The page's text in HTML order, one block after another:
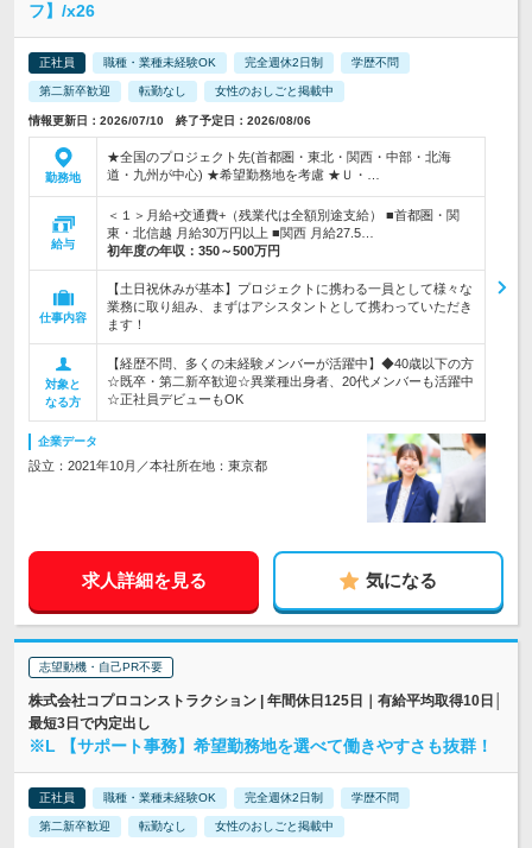
フ】/x26
正社員 職種・業種未経験OK 完全週休2日制 学歴不問
第二新卒歓迎 転勤なし 女性のおしごと掲載中
情報更新日：2026/07/10 終了予定日：2026/08/06
勤務地
★全国のプロジェクト先(首都圏・東北・関西・中部・北海
道・九州が中心) ★希望勤務地を考慮 ★Ｕ・…
給与
＜１＞月給+交通費+（残業代は全額別途支給） ■首都圏・関
東・北信越 月給30万円以上 ■関西 月給27.5…
初年度の年収： 350～500万円
仕事内容
【土日祝休みが基本】プロジェクトに携わる一員として様々な
業務に取り組み、まずはアシスタントとして携わっていただき
ます！
対象と
なる方
【経歴不問、多くの未経験メンバーが活躍中】◆40歳以下の方
☆既卒・第二新卒歓迎☆異業種出身者、20代メンバーも活躍中
☆正社員デビューもOK
企業データ
設立：2021年10月／本社所在地：東京都
求人詳細を見る 気になる
志望動機・自己PR不要
株式会社コプロコンストラクション | 年間休日125日｜有給平均取得10日│
最短3日で内定出し
※L 【サポート事務】希望勤務地を選べて働きやすさも抜群！
正社員 職種・業種未経験OK 完全週休2日制 学歴不問
第二新卒歓迎 転勤なし 女性のおしごと掲載中